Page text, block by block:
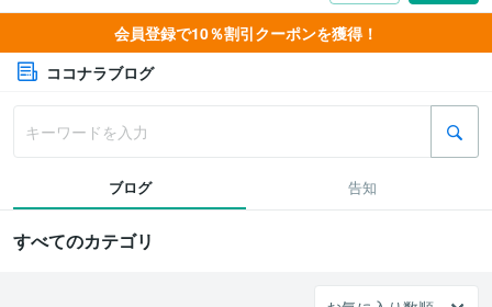
会員登録で10％割引クーポンを獲得！
ココナラブログ
ブログ 告知
すべてのカテゴリ